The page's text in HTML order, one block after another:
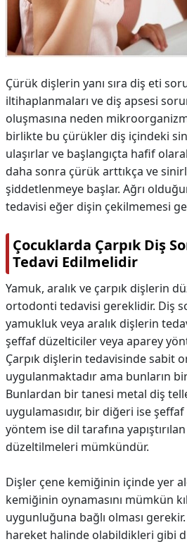
Çürük dişlerin yanı sıra diş eti
iltihaplanmaları ve diş apsesi
oluşmasına neden
birlikte bu çürükler diş içindeki
ulaşırlar ve başlangıçta hafif
daha sonra çürük arttıkça ve
şiddetlenmeye başlar. Ağrı
tedavisi eğer dişin çekilmemesi
Çocuklarda Çarpık Diş
Tedavi Edilmelidir
Yamuk, aralık ve çarpık dişlerin
ortodonti tedavisi gereklidir. Diş
yamukluk veya aralık dişlerin
şeffaf düzelticiler veya aparey
Çarpık dişlerin tedavisinde sabit
uygulanmaktadır ama bunların
Bunlardan bir tanesi metal diş
uygulamasıdır, bir diğeri ise
yöntem ise dil tarafına
düzeltilmeleri mümkündür.
Dişler çene kemiğinin içinde yer
kemiğinin oynamasını mümkün
uygunluğuna bağlı olması
hareket halinde olabildikleri gibi